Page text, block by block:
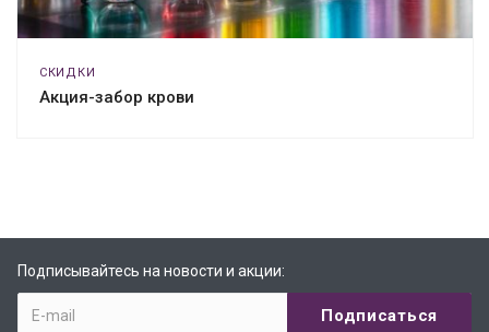
СКИДКИ
Акция-забор крови
Подписывайтесь на новости и акции: